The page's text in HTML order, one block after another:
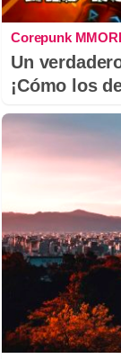
Corepunk
Un
¡Cómo los